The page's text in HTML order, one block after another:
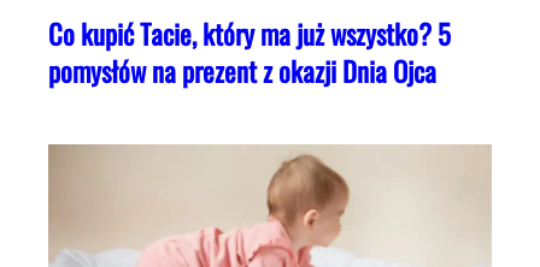
Co kupić Tacie, który ma już wszystko? 5
pomysłów na prezent z okazji Dnia Ojca